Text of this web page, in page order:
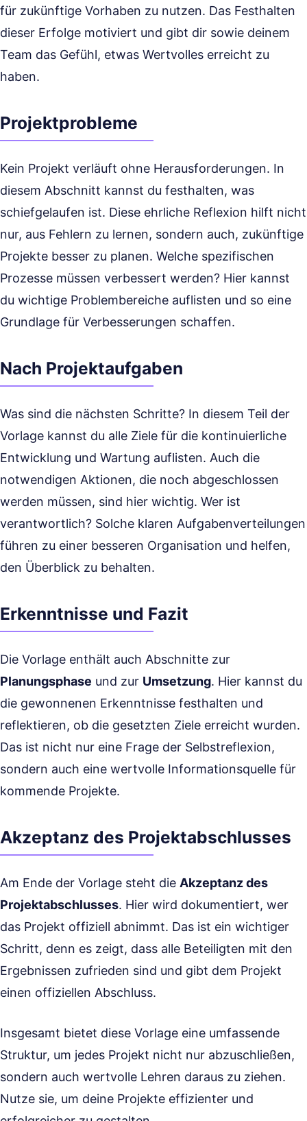
für zukünftige Vorhaben zu nutzen. Das Festhalten
dieser Erfolge motiviert und gibt dir sowie deinem
Team das Gefühl, etwas Wertvolles erreicht zu
haben.
Projektprobleme
Kein Projekt verläuft ohne Herausforderungen. In
diesem Abschnitt kannst du festhalten, was
schiefgelaufen ist. Diese ehrliche Reflexion hilft nicht
nur, aus Fehlern zu lernen, sondern auch, zukünftige
Projekte besser zu planen. Welche spezifischen
Prozesse müssen verbessert werden? Hier kannst
du wichtige Problembereiche auflisten und so eine
Grundlage für Verbesserungen schaffen.
Nach Projektaufgaben
Was sind die nächsten Schritte? In diesem Teil der
Vorlage kannst du alle Ziele für die kontinuierliche
Entwicklung und Wartung auflisten. Auch die
notwendigen Aktionen, die noch abgeschlossen
werden müssen, sind hier wichtig. Wer ist
verantwortlich? Solche klaren Aufgabenverteilungen
führen zu einer besseren Organisation und helfen,
den Überblick zu behalten.
Erkenntnisse und Fazit
Die Vorlage enthält auch Abschnitte zur
Planungsphase und zur Umsetzung. Hier kannst du
die gewonnenen Erkenntnisse festhalten und
reflektieren, ob die gesetzten Ziele erreicht wurden.
Das ist nicht nur eine Frage der Selbstreflexion,
sondern auch eine wertvolle Informationsquelle für
kommende Projekte.
Akzeptanz des Projektabschlusses
Am Ende der Vorlage steht die Akzeptanz des
Projektabschlusses. Hier wird dokumentiert, wer
das Projekt offiziell abnimmt. Das ist ein wichtiger
Schritt, denn es zeigt, dass alle Beteiligten mit den
Ergebnissen zufrieden sind und gibt dem Projekt
einen offiziellen Abschluss.
Insgesamt bietet diese Vorlage eine umfassende
Struktur, um jedes Projekt nicht nur abzuschließen,
sondern auch wertvolle Lehren daraus zu ziehen.
Nutze sie, um deine Projekte effizienter und